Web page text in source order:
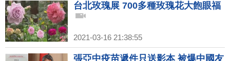
台北玫瑰展 700多種玫瑰花大飽眼福
2021-03-16 21:38:55
張亞中疫苗遞件只送影本 被爆中國友